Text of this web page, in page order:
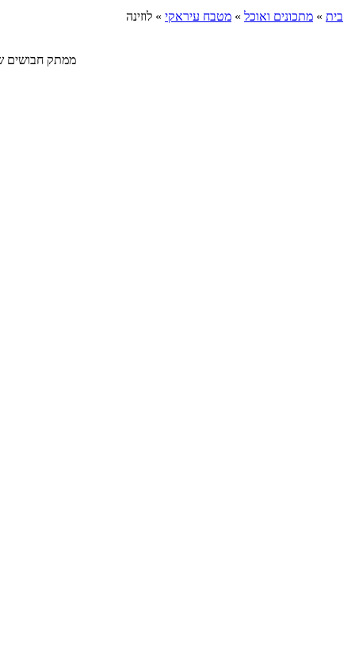
בית » מתכונים ואוכל » מטבח עיראקי » לוזינה
ממתק חבושים שנקרא